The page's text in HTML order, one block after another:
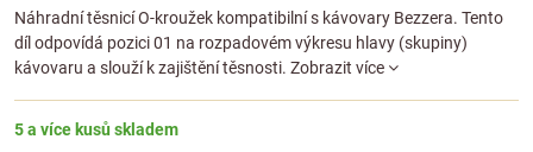
Náhradní těsnicí O-kroužek kompatibilní s kávovary Bezzera. Tento
díl odpovídá pozici 01 na rozpadovém výkresu hlavy (skupiny)
kávovaru a slouží k zajištění těsnosti. Zobrazit více
5 a více kusů skladem